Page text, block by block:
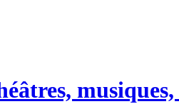
musiques,